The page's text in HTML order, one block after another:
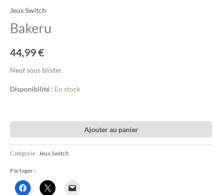
Jeux Switch
Bakeru
44,99€
Neuf sous blister.
Disponibilité : En stock
Ajouter au panier
Catégorie : Jeux Switch
Partager :